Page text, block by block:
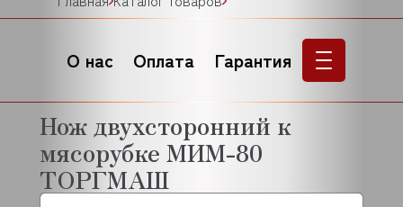
О нас Оплата Гарантия
Нож двухсторонний к
мясорубке МИМ-80
ТОРГМАШ